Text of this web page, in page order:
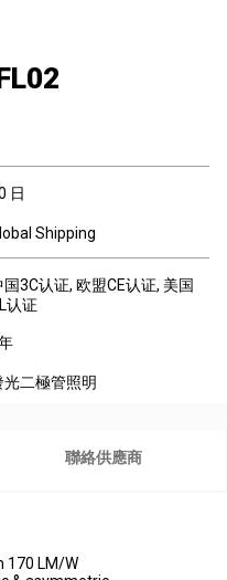
日
Shipping
国3C认证, 欧盟CE认证, 美国
认证
光二極管照明
聯絡供應商
170 LM/W